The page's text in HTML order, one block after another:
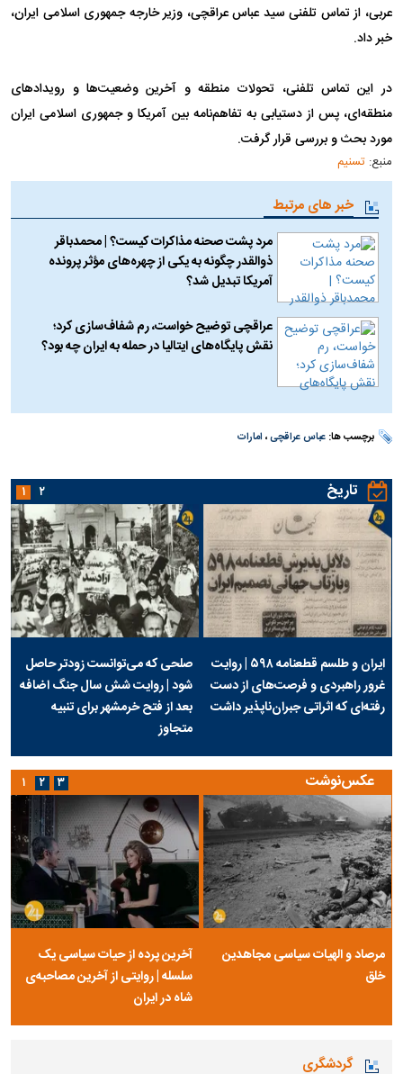
عربی، از تماس تلفنی سید عباس عراقچی، وزیر خارجه جمهوری اسلامی ایران،
خبر داد.
در این تماس تلفنی، تحولات منطقه و آخرین وضعیت‌ها و رویدادهای
منطقه‌ای، پس از دستیابی به تفاهم‌نامه بین آمریکا و جمهوری اسلامی ایران
مورد بحث و بررسی قرار گرفت.
منبع:تسنیم
خبر های مرتبط
مرد پشت صحنه مذاکرات کیست؟ | محمدباقر
ذوالقدر چگونه به یکی از چهره‌های مؤثر پرونده
آمریکا تبدیل شد؟
عراقچی توضیح خواست، رم شفاف‌سازی کرد؛
نقش پایگاه‌های ایتالیا در حمله به ایران چه بود؟
برچسب ها:عباس عراقچی، امارات
تاریخ
ایران و طلسم قطعنامه ۵۹۸ | روایت
غرور راهبردی و فرصت‌های از دست
رفته‌ای که اثراتی جبران‌ناپذیر داشت
صلحی که می‌توانست زودتر حاصل
شود | روایت شش سال جنگ اضافه
بعد از فتح خرمشهر برای تنبیه
متجاوز
۱ ۲
عکس‌نوشت
مرصاد و الهیات سیاسی مجاهدین
خلق
آخرین پرده از حیات سیاسی یک
سلسله | روایتی از آخرین مصاحبه‌ی
شاه در ایران
۱ ۲ ۳
گردشگری